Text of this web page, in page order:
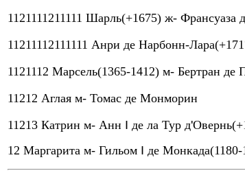
1121111211111 Шарль(+1675) ж- Франсуаза д
11211112111111 Анри де Нарбонн-
1121112 Марсель(1365-1412) м- Бертран де
11212 Аглая м- Томас де Монморин
11213 Катрин м- Анн I де ла Тур д'
12 Маргарита м- Гильом I де Монкада(1180-